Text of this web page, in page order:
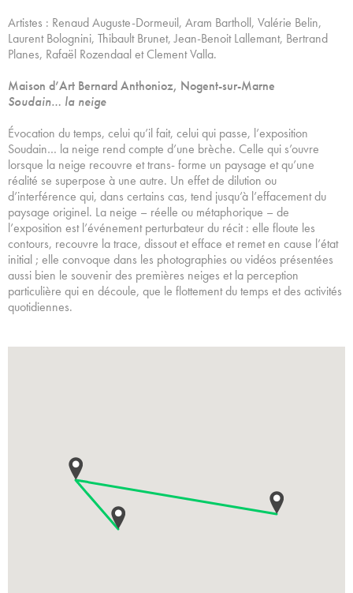
Artistes : Renaud Auguste-Dormeuil, Aram Bartholl, Valérie Belin,
Laurent Bolognini, Thibault Brunet, Jean-Benoit Lallemant, Bertrand
Planes, Rafaël Rozendaal et Clement Valla.
Maison d’Art Bernard Anthonioz, Nogent-sur-Marne
Soudain… la neige
Évocation du temps, celui qu’il fait, celui qui passe, l’exposition
Soudain… la neige rend compte d’une brèche. Celle qui s’ouvre
lorsque la neige recouvre et trans- forme un paysage et qu’une
réalité se superpose à une autre. Un effet de dilution ou
d’interférence qui, dans certains cas, tend jusqu’à l’effacement du
paysage originel. La neige – réelle ou métaphorique – de
l’exposition est l’événement perturbateur du récit : elle floute les
contours, recouvre la trace, dissout et efface et remet en cause l’état
initial ; elle convoque dans les photographies ou vidéos présentées
aussi bien le souvenir des premières neiges et la perception
particulière qui en découle, que le flottement du temps et des activités
quotidiennes.